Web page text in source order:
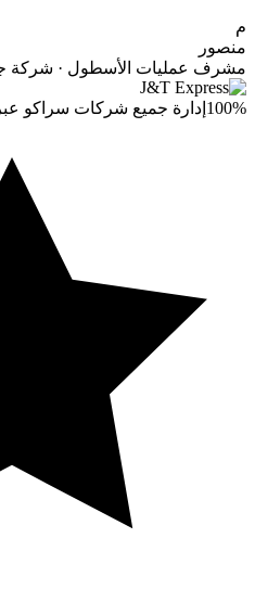
م
منصور
مشرف عمليات الأسطول · شركة
100% إدارة جميع شركات سراكو